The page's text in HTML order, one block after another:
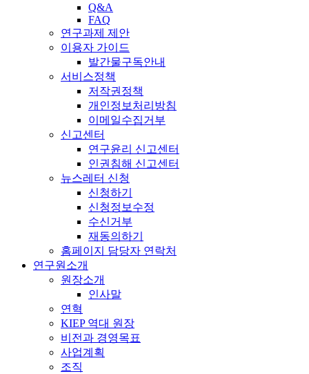
Q&A
FAQ
연구과제 제안
이용자 가이드
발간물구독안내
서비스정책
저작권정책
개인정보처리방침
이메일수집거부
신고센터
연구윤리 신고센터
인권침해 신고센터
뉴스레터 신청
신청하기
신청정보수정
수신거부
재동의하기
홈페이지 담당자 연락처
연구원소개
원장소개
인사말
연혁
KIEP 역대 원장
비전과 경영목표
사업계획
조직